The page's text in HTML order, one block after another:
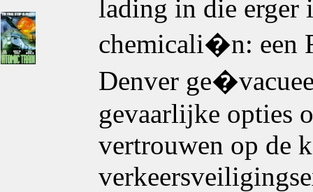
lading in die erger
chemicali�n: een
Denver
gevaarlijke opties
vertrouwen op de